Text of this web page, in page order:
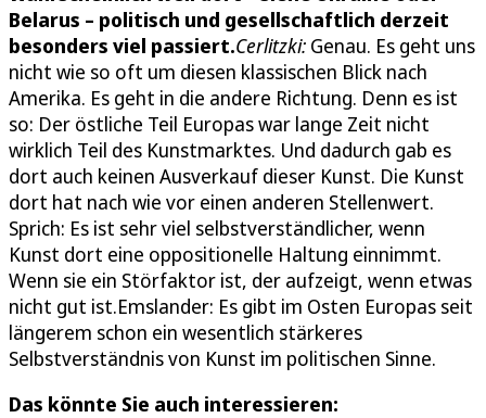
Belarus – politisch und gesellschaftlich derzeit
besonders viel passiert.Cerlitzki: Genau. Es geht uns
nicht wie so oft um diesen klassischen Blick nach
Amerika. Es geht in die andere Richtung. Denn es ist
so: Der östliche Teil Europas war lange Zeit nicht
wirklich Teil des Kunstmarktes. Und dadurch gab es
dort auch keinen Ausverkauf dieser Kunst. Die Kunst
dort hat nach wie vor einen anderen Stellenwert.
Sprich: Es ist sehr viel selbstverständlicher, wenn
Kunst dort eine oppositionelle Haltung einnimmt.
Wenn sie ein Störfaktor ist, der aufzeigt, wenn etwas
nicht gut ist.Emslander: Es gibt im Osten Europas seit
längerem schon ein wesentlich stärkeres
Selbstverständnis von Kunst im politischen Sinne.
Das könnte Sie auch interessieren: